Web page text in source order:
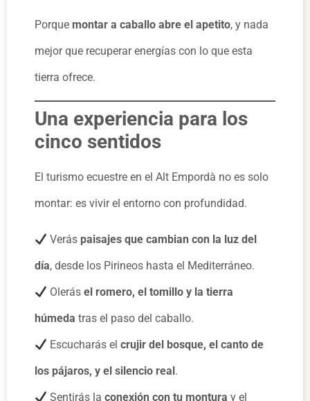
Porque montar a caballo abre el apetito, y nada
mejor que recuperar energías con lo que esta
tierra ofrece.
Una experiencia para los
cinco sentidos
El turismo ecuestre en el Alt Empordà no es solo
montar: es vivir el entorno con profundidad.
Verás paisajes que cambian con la luz del
día, desde los Pirineos hasta el Mediterráneo.
Olerásel romero, el tomillo y la tierra
húmeda tras el paso del caballo.
Escucharás elcrujir del bosque, el canto de
los pájaros, y el silencio real .
Sentirás laconexión con tu montura y el